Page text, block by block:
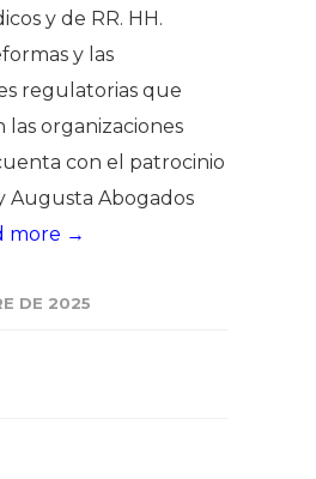
y de RR. HH.
y las
regulatorias que
las organizaciones
con el patrocinio
Augusta Abogados
more →
DE 2025